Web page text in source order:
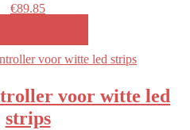
€89.85
voor witte led
strips